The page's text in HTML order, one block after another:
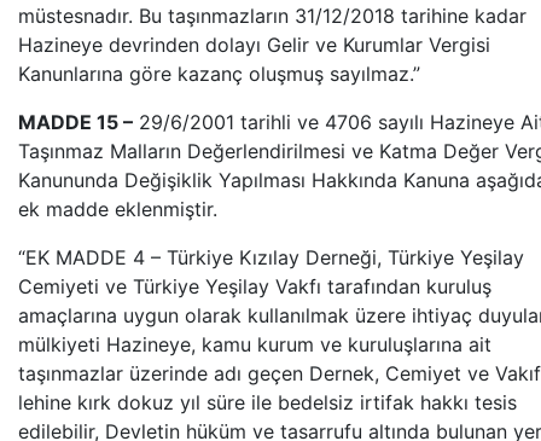
müstesnadır. Bu taşınmazların 31/12/2018 tarihine kadar
Hazineye devrinden dolayı Gelir ve Kurumlar Vergisi
Kanunlarına göre kazanç oluşmuş sayılmaz.”
MADDE 15 – 29/6/2001 tarihli ve 4706 sayılı Hazineye
Taşınmaz Malların Değerlendirilmesi ve Katma Değer
Kanununda Değişiklik Yapılması Hakkında Kanuna
ek madde eklenmiştir.
“EK MADDE 4 – Türkiye Kızılay Derneği, Türkiye Yeşilay
Cemiyeti ve Türkiye Yeşilay Vakfı tarafından kuruluş
amaçlarına uygun olarak kullanılmak üzere ihtiyaç
mülkiyeti Hazineye, kamu kurum ve kuruluşlarına ait
taşınmazlar üzerinde adı geçen Dernek, Cemiyet ve Vakıf
lehine kırk dokuz yıl süre ile bedelsiz irtifak hakkı tesis
edilebilir, Devletin hüküm ve tasarrufu altında bulunan